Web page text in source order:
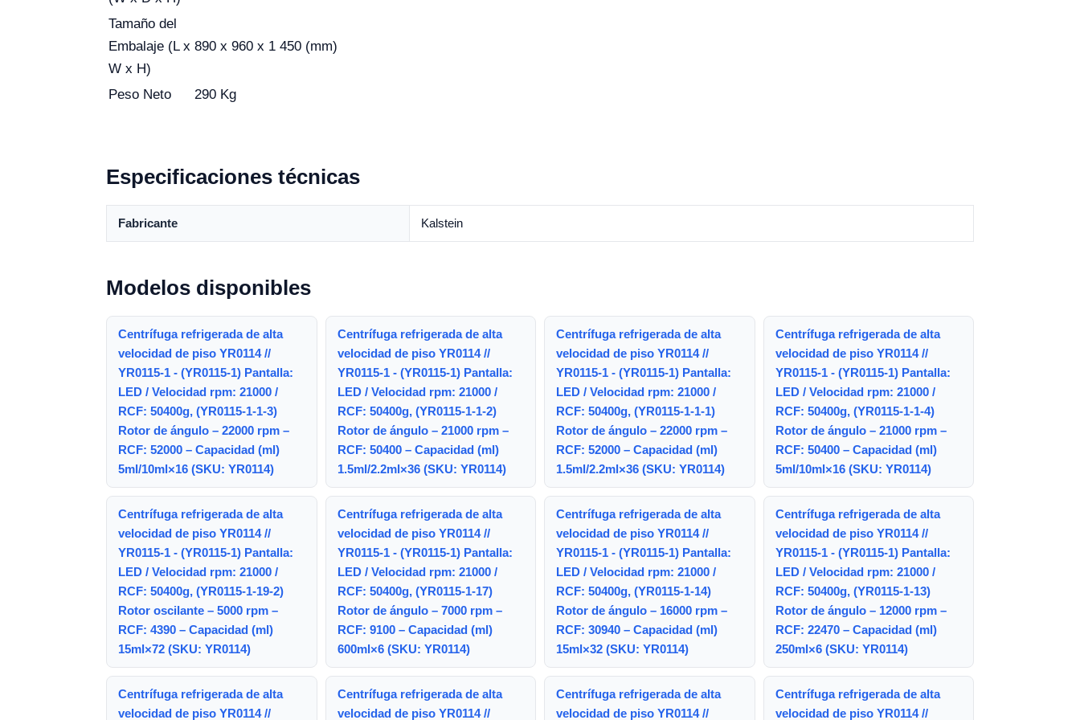
Tamaño del
Embalaje (L x
W x H)
890 x 960 x 1 450 (mm)
Peso Neto 290 Kg
Especificaciones técnicas
Fabricante Kalstein
Modelos disponibles
Centrífuga refrigerada de alta
velocidad de piso YR0114 //
YR0115-1 - (YR0115-1) Pantalla:
LED / Velocidad rpm: 21000 /
RCF: 50400g, (YR0115-1-1-3)
Rotor de ángulo – 22000 rpm –
RCF: 52000 – Capacidad (ml)
5ml/10ml×16 (SKU: YR0114)
Centrífuga refrigerada de alta
velocidad de piso YR0114 //
YR0115-1 - (YR0115-1) Pantalla:
LED / Velocidad rpm: 21000 /
RCF: 50400g, (YR0115-1-1-2)
Rotor de ángulo – 21000 rpm –
RCF: 50400 – Capacidad (ml)
1.5ml/2.2ml×36 (SKU: YR0114)
Centrífuga refrigerada de alta
velocidad de piso YR0114 //
YR0115-1 - (YR0115-1) Pantalla:
LED / Velocidad rpm: 21000 /
RCF: 50400g, (YR0115-1-1-1)
Rotor de ángulo – 22000 rpm –
RCF: 52000 – Capacidad (ml)
1.5ml/2.2ml×36 (SKU: YR0114)
Centrífuga refrigerada de alta
velocidad de piso YR0114 //
YR0115-1 - (YR0115-1) Pantalla:
LED / Velocidad rpm: 21000 /
RCF: 50400g, (YR0115-1-1-4)
Rotor de ángulo – 21000 rpm –
RCF: 50400 – Capacidad (ml)
5ml/10ml×16 (SKU: YR0114)
Centrífuga refrigerada de alta
velocidad de piso YR0114 //
YR0115-1 - (YR0115-1) Pantalla:
LED / Velocidad rpm: 21000 /
RCF: 50400g, (YR0115-1-19-2)
Rotor oscilante – 5000 rpm –
RCF: 4390 – Capacidad (ml)
15ml×72 (SKU: YR0114)
Centrífuga refrigerada de alta
velocidad de piso YR0114 //
YR0115-1 - (YR0115-1) Pantalla:
LED / Velocidad rpm: 21000 /
RCF: 50400g, (YR0115-1-17)
Rotor de ángulo – 7000 rpm –
RCF: 9100 – Capacidad (ml)
600ml×6 (SKU: YR0114)
Centrífuga refrigerada de alta
velocidad de piso YR0114 //
YR0115-1 - (YR0115-1) Pantalla:
LED / Velocidad rpm: 21000 /
RCF: 50400g, (YR0115-1-14)
Rotor de ángulo – 16000 rpm –
RCF: 30940 – Capacidad (ml)
15ml×32 (SKU: YR0114)
Centrífuga refrigerada de alta
velocidad de piso YR0114 //
YR0115-1 - (YR0115-1) Pantalla:
LED / Velocidad rpm: 21000 /
RCF: 50400g, (YR0115-1-13)
Rotor de ángulo – 12000 rpm –
RCF: 22470 – Capacidad (ml)
250ml×6 (SKU: YR0114)
Centrífuga refrigerada de alta
velocidad de piso YR0114 //
Centrífuga refrigerada de alta
velocidad de piso YR0114 //
Centrífuga refrigerada de alta
velocidad de piso YR0114 //
Centrífuga refrigerada de alta
velocidad de piso YR0114 //